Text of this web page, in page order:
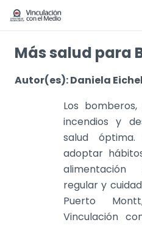
Más salud para
Autor(es): Daniela
Los
incendios y
salud
adoptar
alimentación
regular y
Puerto
Vinculación